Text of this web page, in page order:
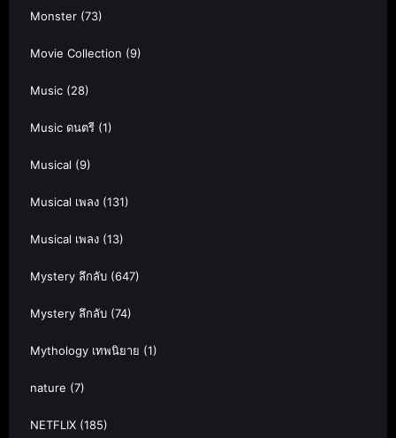
Monster (73)
Movie Collection (9)
Music (28)
Music ดนตรี (1)
Musical (9)
Musical เพลง (131)
Musical เพลง (13)
Mystery ลึกลับ (647)
Mystery ลึกลับ (74)
Mythology เทพนิยาย (1)
nature (7)
NETFLIX (185)